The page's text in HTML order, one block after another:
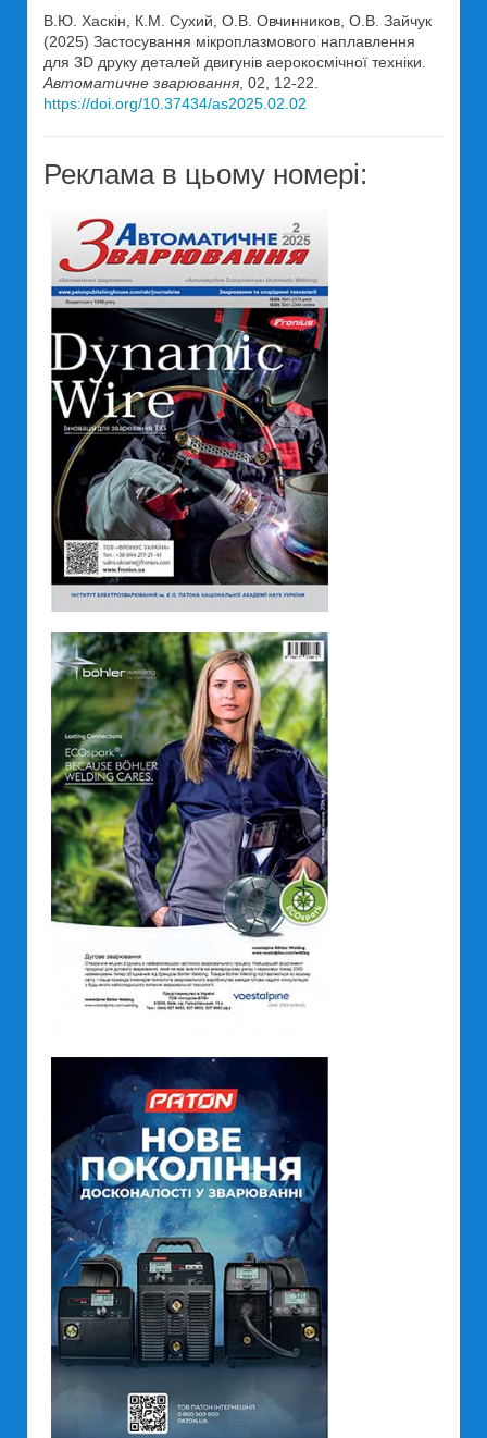
В.Ю. Хаскін, К.М. Сухий, О.В. Овчинников, О.В. Зайчук
(2025) Застосування мікроплазмового наплавлення
для 3D друку деталей двигунів аерокосмічної техніки.
Автоматичне зварювання , 02, 12-22.
https://doi.org/10.37434/as2025.02.02
Реклама в цьому номері: